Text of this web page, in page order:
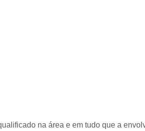
na área e em tudo que a